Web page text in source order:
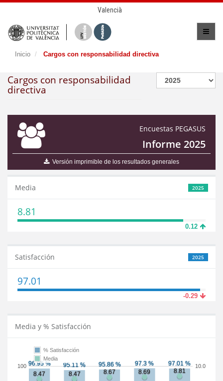
Valencià
Inicio Cargos con responsabilidad directiva
Cargos con responsabilidad
directiva
Encuestas PEGASUS
Informe 2025
Versión imprimible de los resultados generales
2025
Media
8.81
0.12
2025
Satisfacción
97.01
-0.29
Media y % Satisfacción
100 10.0
% Satisfacción
Media